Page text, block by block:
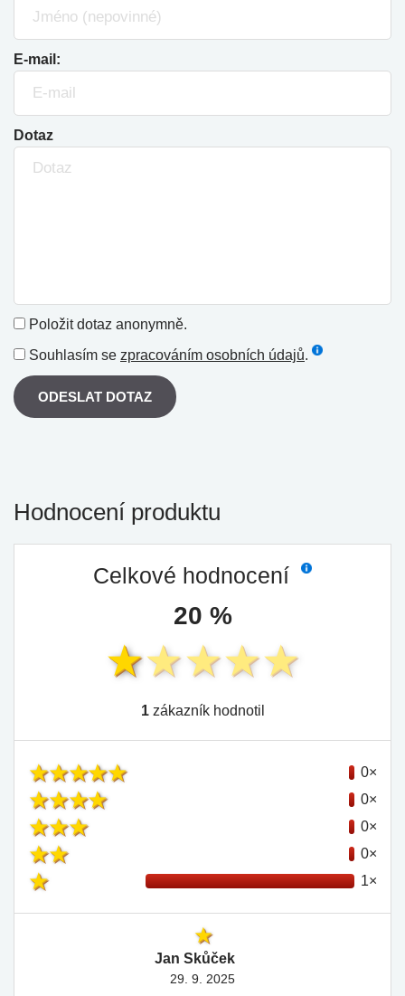
E-mail:
Dotaz
Položit dotaz anonymně.
Souhlasím se zpracováním osobních údajů.
ODESLAT DOTAZ
Hodnocení produktu
Celkové hodnocení
20 %
1zákazník hodnotil
0×
0×
0×
0×
1×
Jan Skůček
29. 9. 2025